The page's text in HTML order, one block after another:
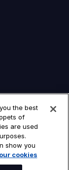
the best
of
are used
show you
cookies